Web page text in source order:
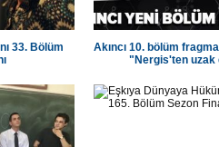
33. Bölüm
Akıncı 10. bölüm
"Nergis'ten uzak